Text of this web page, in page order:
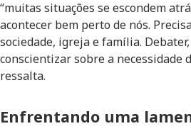
“muitas situações se escondem
acontecer bem perto de nós.
sociedade, igreja e família.
conscientizar sobre a necessidade
ressalta.
Enfrentando uma